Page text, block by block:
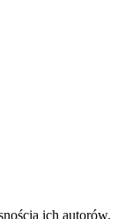
ich autorów.